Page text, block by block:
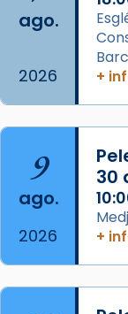
Aquest
missa
comitè
Josep
concelebrat
Mons. David
📸 Dr. G.
Foto
ago.
2026
+
9
ago.
2026
30
+